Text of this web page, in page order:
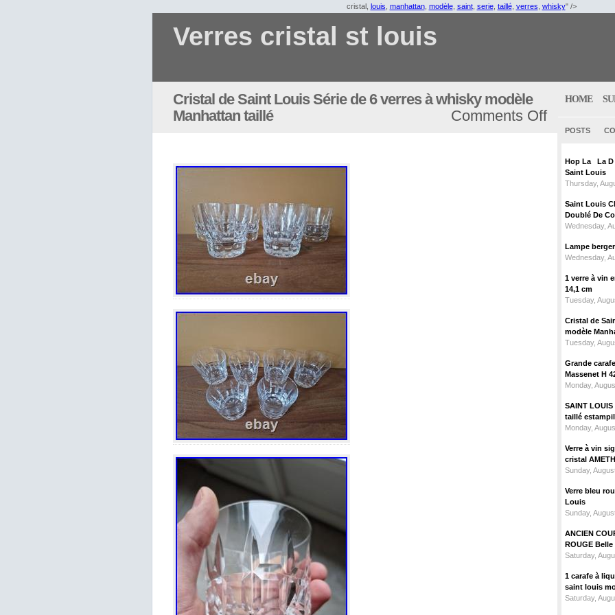
cristal, louis manhattan, modèle, saint, serie, taillé, verres whisky" />
Verres cristal st louis
Cristal de Saint Louis Série de 6 verres à whisky modèle
Manhattan taillé
Comments Off
HOME
POSTS
Hop La La D
Saint Louis
Thursday,
Saint Louis
Doublé De
Wednesday,
Lampe
Wednesday,
1 verre à vin
14,1 cm
Tuesday,
Cristal de
modèle
Tuesday,
Grande
Massenet H
Monday,
SAINT
taillé
Monday,
Verre à vin
cristal
Sunday,
Verre bleu
Louis
Sunday,
ANCIEN
ROUGE
Saturday,
1 carafe à
saint louis
Saturday,